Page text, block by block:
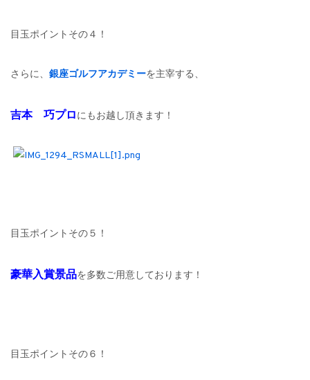
目玉ポイントその４！
さらに、 銀座ゴルフアカデミーを主宰する、
吉本 巧プロ にもお越し頂きます！
目玉ポイントその５！
豪華入賞景品を多数ご用意しております！
目玉ポイントその６！